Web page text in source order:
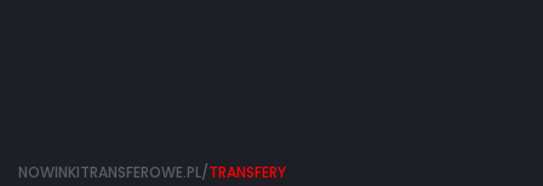
NOWINKITRANSFEROWE.PL/TRANSFERY